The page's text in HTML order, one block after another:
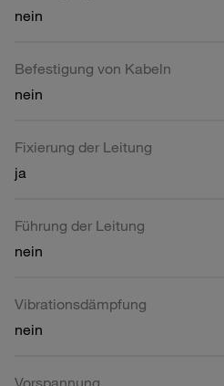
nein
Befestigung von Kabeln
nein
Fixierung der Leitung
ja
Führung der Leitung
nein
Vibrationsdämpfung
nein
Vorspannung